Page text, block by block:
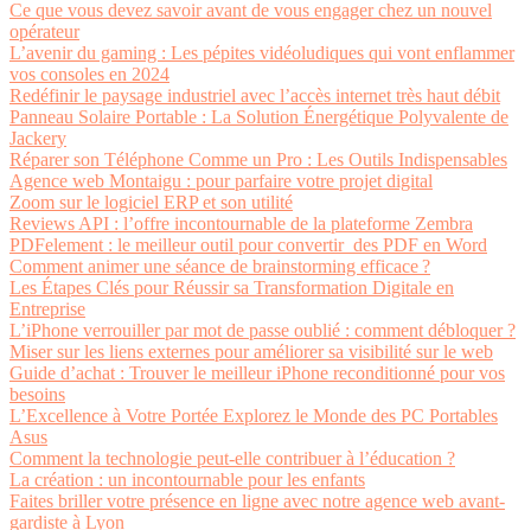
Ce que vous devez savoir avant de vous engager chez un nouvel
opérateur
L’avenir du gaming : Les pépites vidéoludiques qui vont enflammer
vos consoles en 2024
Redéfinir le paysage industriel avec l’accès internet très haut débit
Panneau Solaire Portable : La Solution Énergétique Polyvalente de
Jackery
Réparer son Téléphone Comme un Pro : Les Outils Indispensables
Agence web Montaigu : pour parfaire votre projet digital
Zoom sur le logiciel ERP et son utilité
Reviews API : l’offre incontournable de la plateforme Zembra
PDFelement : le meilleur outil pour convertir des PDF en Word
Comment animer une séance de brainstorming efficace ?
Les Étapes Clés pour Réussir sa Transformation Digitale en
Entreprise
L’iPhone verrouiller par mot de passe oublié : comment débloquer ?
Miser sur les liens externes pour améliorer sa visibilité sur le web
Guide d’achat : Trouver le meilleur iPhone reconditionné pour vos
besoins
L’Excellence à Votre Portée Explorez le Monde des PC Portables
Asus
Comment la technologie peut-elle contribuer à l’éducation ?
La création : un incontournable pour les enfants
Faites briller votre présence en ligne avec notre agence web avant-
gardiste à Lyon